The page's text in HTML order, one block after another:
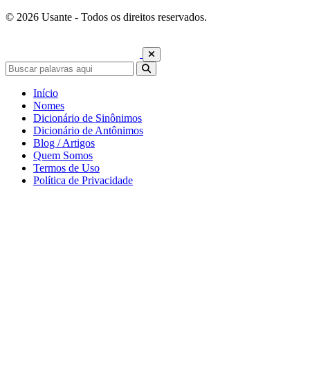
© 2026 Usante - Todos os direitos reservados.
Início
Nomes
Dicionário de Sinônimos
Dicionário de Antônimos
Blog / Artigos
Quem Somos
Termos de Uso
Política de Privacidade